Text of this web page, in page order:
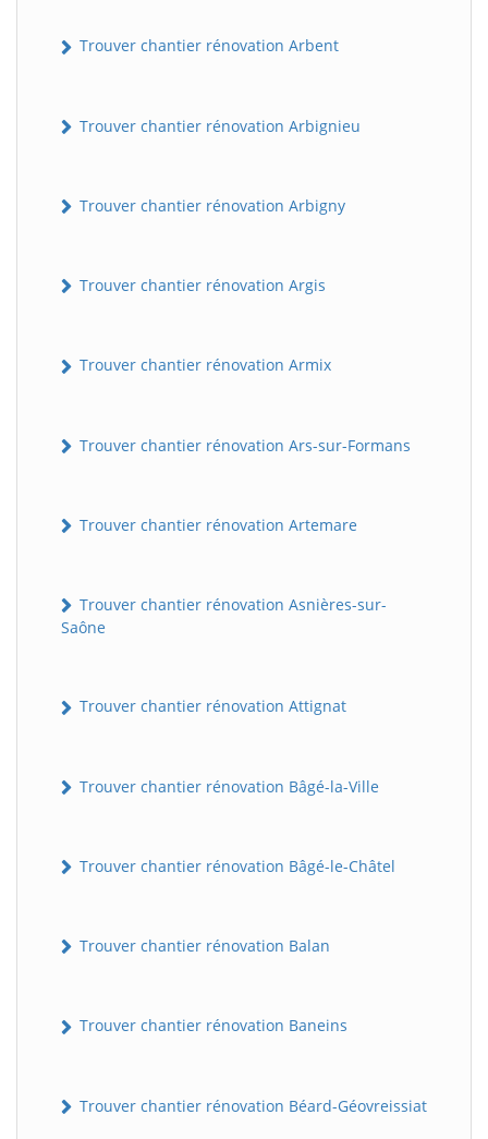
Trouver chantier rénovation Arbent
Trouver chantier rénovation Arbignieu
Trouver chantier rénovation Arbigny
Trouver chantier rénovation Argis
Trouver chantier rénovation Armix
Trouver chantier rénovation Ars-sur-Formans
Trouver chantier rénovation Artemare
Trouver chantier rénovation Asnières-sur-
Saône
Trouver chantier rénovation Attignat
Trouver chantier rénovation Bâgé-la-Ville
Trouver chantier rénovation Bâgé-le-Châtel
Trouver chantier rénovation Balan
Trouver chantier rénovation Baneins
Trouver chantier rénovation Béard-Géovreissiat